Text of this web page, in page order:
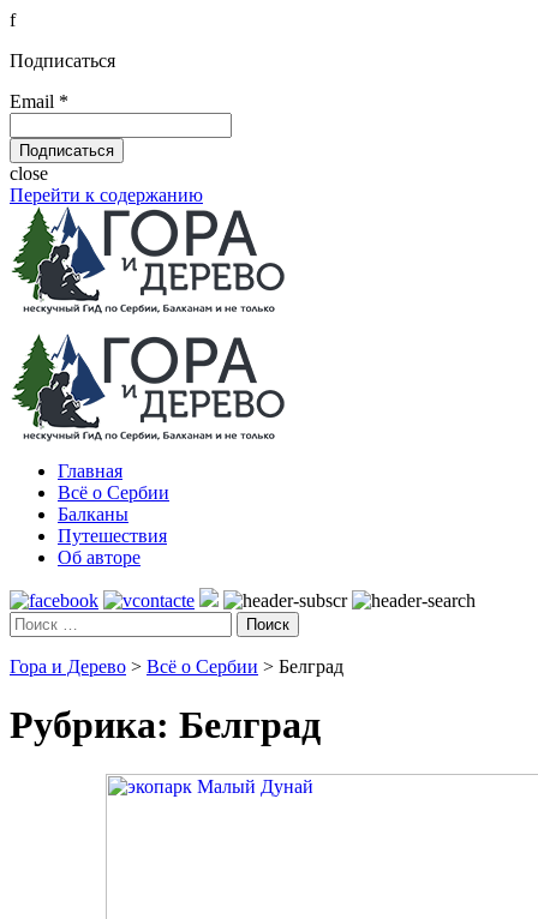
f
Подписаться
Email *
close
Перейти к содержанию
Главная
Всё о Сербии
Балканы
Путешествия
Об авторе
Поиск
Гора и Дерево > Всё о Сербии > Белград
Рубрика: Белград